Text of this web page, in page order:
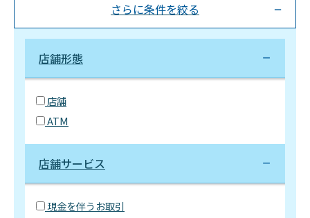
さらに条件を絞る
店舗形態
店舗
ATM
店舗サービス
現金を伴うお取引